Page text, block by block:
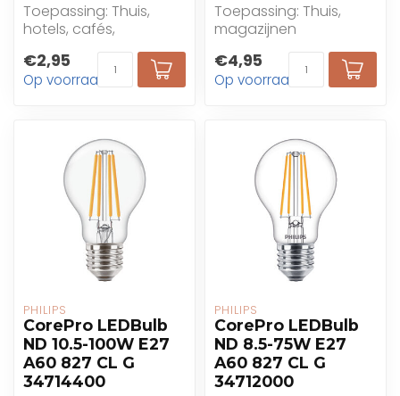
Toepassing: Thuis,
hotels, cafés,
restaurants
€2,95
Op voorraad
Toepassing: Thuis,
magazijnen
€4,95
Op voorraad
PHILIPS
CorePro LEDBulb
ND 10.5-100W E27
A60 827 CL G
34714400
PHILIPS
CorePro LEDBulb
ND 8.5-75W E27
A60 827 CL G
34712000